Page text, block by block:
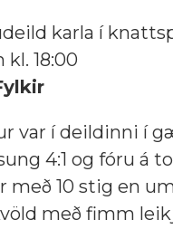
karla í
kl. 18:00
var í deildinni í
4:1 og fóru á
með 10 stig en
með fimm